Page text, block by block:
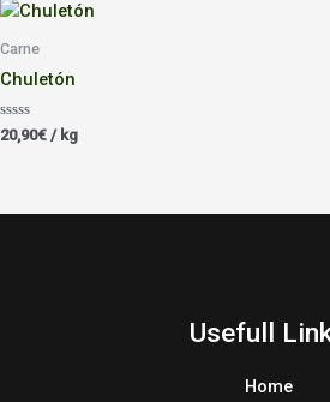
Carne
Chuletón
Valorado
con
20,90€ / kg
Usefull
Home